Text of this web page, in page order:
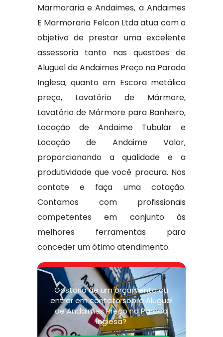
Marmoraria e Andaimes, a Andaimes
E Marmoraria Felcon Ltda atua com o
objetivo de prestar uma excelente
assessoria tanto nas questões de
Aluguel de Andaimes Preço na Parada
Inglesa, quanto em Escora metálica
preço, Lavatório de Mármore,
Lavatório de Mármore para Banheiro,
Locação de Andaime Tubular e
Locação de Andaime Valor,
proporcionando a qualidade e a
produtividade que você procura. Nos
contate e faça uma cotação.
Contamos com profissionais
competentes em conjunto às
melhores ferramentas para
conceder um ótimo atendimento.
Gostaria de um orçamento ou
entrar em contato sobre Aluguel
de Andaimes Preço na Parada
Inglesa?